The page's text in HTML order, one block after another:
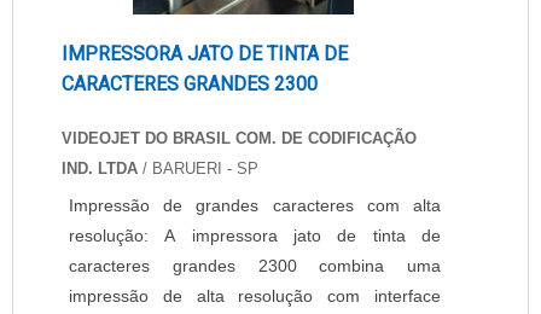
IMPRESSORA JATO DE TINTA DE
CARACTERES GRANDES 2300
VIDEOJET DO BRASIL COM. DE CODIFICAÇÃO
IND. LTDA / BARUERI - SP
Impressão de grandes caracteres com alta
resolução: A impressora jato de tinta de
caracteres grandes 2300 combina uma
impressão de alta resolução com interface